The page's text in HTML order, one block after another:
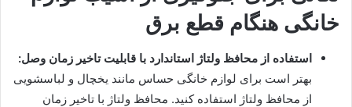
خانگی هنگام قطع برق
استفاده از محافظ ولتاژ استاندارد با قابلیت تاخیر زمان وصل:
بهتر است برای لوازم خانگی حساس مانند یخچال و لباسشویی
از محافظ ولتاژ استفاده کنید. محافظ‌ ولتاژ با تاخیر زمان